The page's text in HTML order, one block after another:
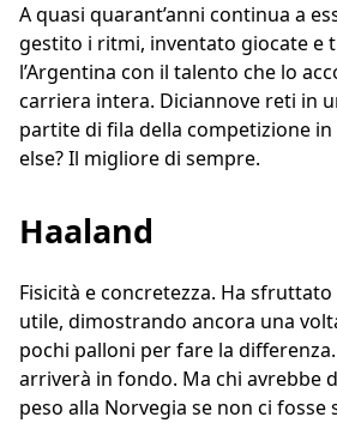
A quasi quarant’anni continua a
gestito i ritmi, inventato giocate e
l’Argentina con il talento che lo
carriera intera. Diciannove reti in
partite di fila della competizione in
else? Il migliore di sempre.
Haaland
Fisicità e concretezza. Ha
utile, dimostrando ancora una
pochi palloni per fare la
arriverà in fondo. Ma chi avrebbe
peso alla Norvegia se non ci fosse